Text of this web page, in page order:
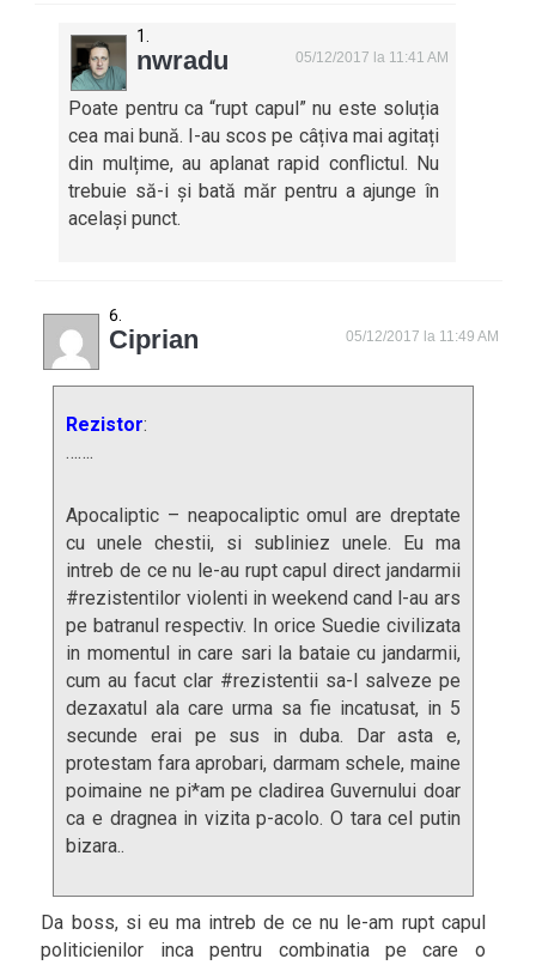
nwradu 05/12/2017 la 11:41 AM
Poate pentru ca “rupt capul” nu este soluția
cea mai bună. I-au scos pe câțiva mai agitați
din mulțime, au aplanat rapid conflictul. Nu
trebuie să-i și bată măr pentru a ajunge în
același punct.
Ciprian 05/12/2017 la 11:49 AM
Rezistor:
…….
Apocaliptic – neapocaliptic omul are dreptate
cu unele chestii, si subliniez unele. Eu ma
intreb de ce nu le-au rupt capul direct jandarmii
#rezistentilor violenti in weekend cand l-au ars
pe batranul respectiv. In orice Suedie civilizata
in momentul in care sari la bataie cu jandarmii,
cum au facut clar #rezistentii sa-l salveze pe
dezaxatul ala care urma sa fie incatusat, in 5
secunde erai pe sus in duba. Dar asta e,
protestam fara aprobari, darmam schele, maine
poimaine ne pi*am pe cladirea Guvernului doar
ca e dragnea in vizita p-acolo. O tara cel putin
bizara..
Da boss, si eu ma intreb de ce nu le-am rupt capul
politicienilor inca pentru combinatia pe care o